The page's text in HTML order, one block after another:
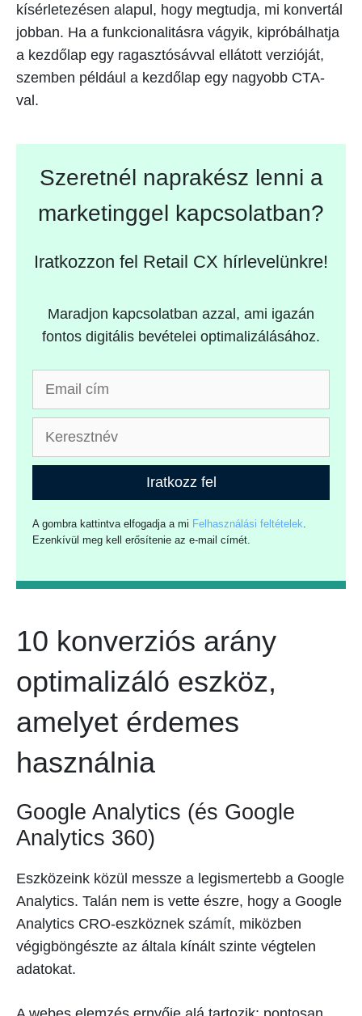
kísérletezésen alapul, hogy megtudja, mi konvertál
jobban. Ha a funkcionalitásra vágyik, kipróbálhatja
a kezdőlap egy ragasztósávval ellátott verzióját,
szemben például a kezdőlap egy nagyobb CTA-
val.
Szeretnél naprakész lenni a
marketinggel kapcsolatban?
Iratkozzon fel Retail CX hírlevelünkre!
Maradjon kapcsolatban azzal, ami igazán
fontos digitális bevételei optimalizálásához.
Iratkozz fel
A gombra kattintva elfogadja a mi Felhasználási feltételek.
Ezenkívül meg kell erősítenie az e-mail címét.
10 konverziós arány
optimalizáló eszköz,
amelyet érdemes
használnia
Google Analytics (és Google
Analytics 360)
Eszközeink közül messze a legismertebb a Google
Analytics. Talán nem is vette észre, hogy a Google
Analytics CRO-eszköznek számít, miközben
végigböngészte az általa kínált szinte végtelen
adatokat.